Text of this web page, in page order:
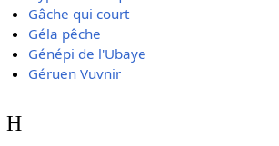
Gâche qui court
Géla pêche
Génépi de l'Ubaye
Géruen Vuvnir
H